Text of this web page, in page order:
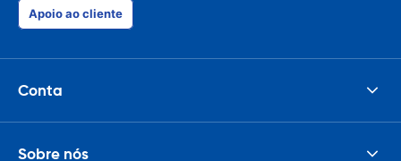
Apoio ao cliente
Conta
Sobre nós